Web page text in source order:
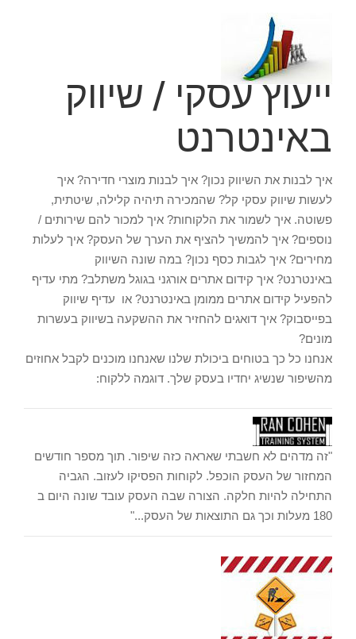
ייעוץ עסקי / שיווק
באינטרנט
איך לבנות את השיווק נכון? איך לבנות מוצרי חדירה? איך
לעשות שיווק עסקי קל? שהמכירה תיהיה קלילה, שיטתית,
פשוטה. איך לשמור את הלקוחות? איך למכור להם שירותים /
נוספים? איך להמשיך להציף את הערך של העסק? איך לעלות
מחירים? איך לגבות כסף נכון? במה שונה השיווק
באינטרנט? איך קידום אתרים אורגני בגוגל משתלב? מתי עדיף
להפעיל קידום אתרים ממומן באינטרנט? או עדיף שיווק
בפייסבוק? איך דואגים להחזיר את ההשקעה בשיווק בעשרות
מונים?
אנחנו כל כך בטוחים ביכולת שלנו שאנחנו מוכנים לקבל אחוזים
מהשיפור שנשיג יחדיו בעסק שלך. דוגמה ללקוח:
"זה מדהים לא חשבתי שאראה כזה שיפור. תוך מספר חודשים
המחזור של העסק הוכפל. לקוחות הפסיקו לעזוב. הגביה
התחילה להיות חלקה. הצורה שבה העסק עובד שונה היום ב
180 מעלות וכך גם התוצאות של העסק..."